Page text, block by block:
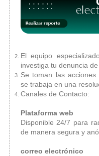
El equipo
investiga tu denuncia
Se toman las acciones
se trabaja en una
Canales de Contacto:
Plataforma web
Disponible 24/7 para
de manera segura y
correo electrónico